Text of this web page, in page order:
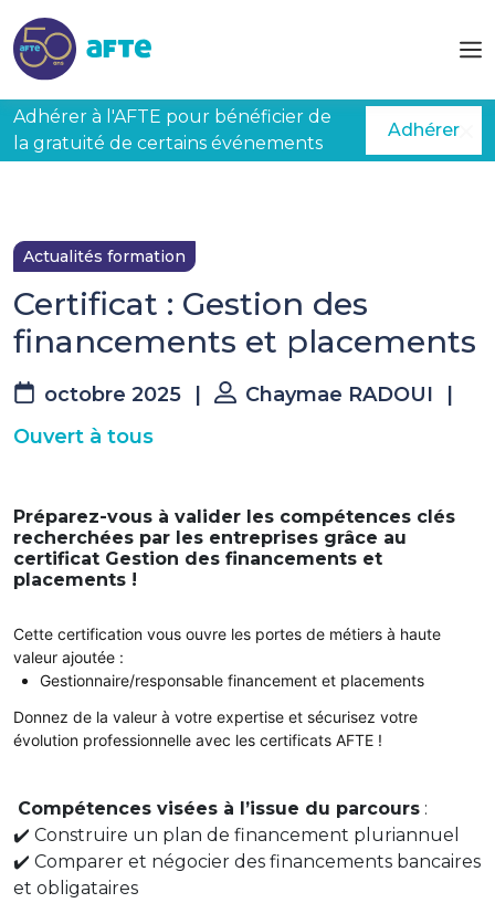
Adhérer à l'AFTE pour bénéficier de
la gratuité de certains événements
Adhérer
Actualités formation
Certificat : Gestion des
financements et placements
octobre 2025 Chaymae RADOUI
Ouvert à tous
Préparez-vous à valider les compétences clés
recherchées par les entreprises grâce au
certificat Gestion des financements et
placements !
Cette certification vous ouvre les portes de métiers à haute
valeur ajoutée :
Gestionnaire/responsable financement et placements
Donnez de la valeur à votre expertise et sécurisez votre
évolution professionnelle avec les certificats AFTE !
Compétences visées à l’issue du parcours :
✔️ Construire un plan de financement pluriannuel
✔️ Comparer et négocier des financements bancaires
et obligataires